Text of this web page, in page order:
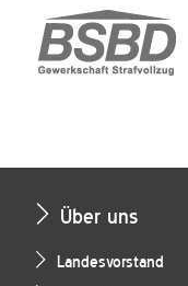
Über uns
Landesvorstand